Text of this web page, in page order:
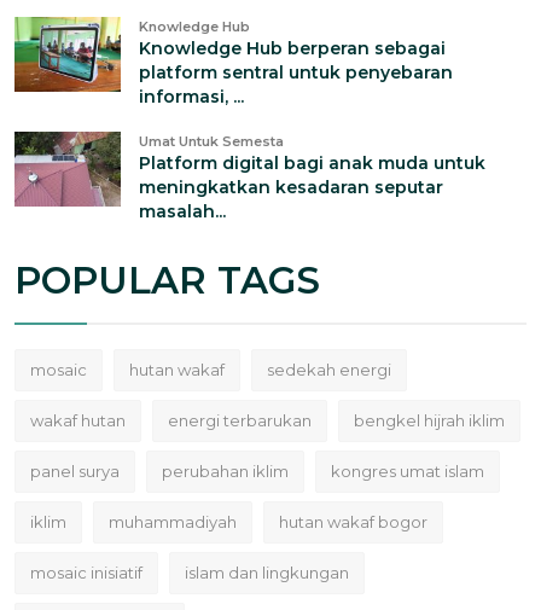
Knowledge Hub
Knowledge Hub berperan sebagai
platform sentral untuk penyebaran
informasi, ...
Umat Untuk Semesta
Platform digital bagi anak muda untuk
meningkatkan kesadaran seputar
masalah...
POPULAR TAGS
mosaic hutan wakaf sedekah energi
wakaf hutan energi terbarukan bengkel hijrah iklim
panel surya perubahan iklim kongres umat islam
iklim muhammadiyah hutan wakaf bogor
mosaic inisiatif islam dan lingkungan